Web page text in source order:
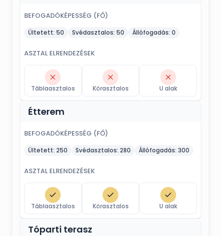
BEFOGADÓKÉPESSÉG (FŐ)
Ültetett: 50 Svédasztalos: 50 Állófogadás: 0
ASZTAL ELRENDEZÉSEK
Táblaasztalos Körasztalos U alak
Étterem
BEFOGADÓKÉPESSÉG (FŐ)
Ültetett: 250 Svédasztalos: 280 Állófogadás: 300
ASZTAL ELRENDEZÉSEK
Táblaasztalos Körasztalos U alak
Tóparti terasz